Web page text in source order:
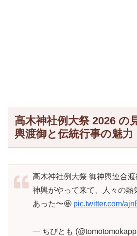
高木神社例大祭 2026 の
輿渡御と伝統行事の魅力
高木神社例大祭 御神輿連合
神輿がやって来て、人々の熱
あった〜🤩 pic.twitter.com/
— ちびとも